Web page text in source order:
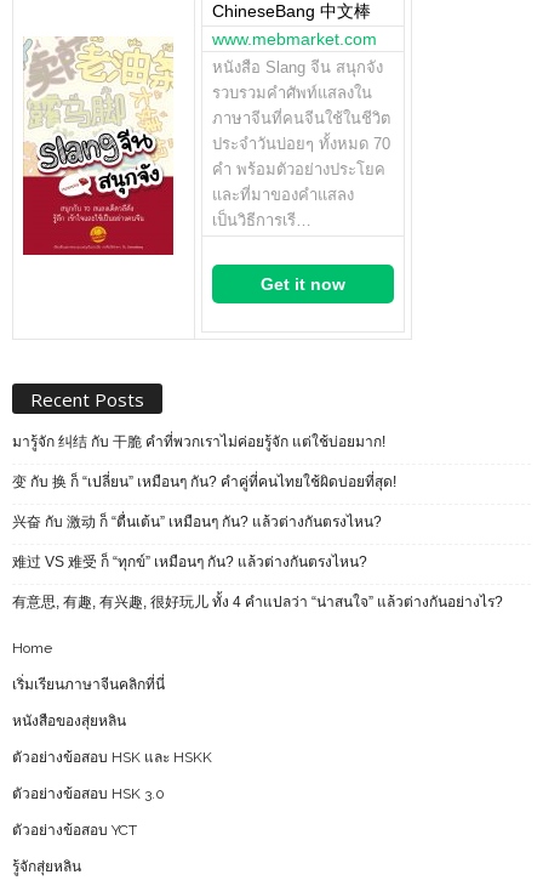
ChineseBang 中文棒
www.mebmarket.com
หนังสือ Slang จีน สนุกจัง
รวบรวมคำศัพท์แสลงใน
ภาษาจีนที่คนจีนใช้ในชีวิต
ประจำวันบ่อยๆ ทั้งหมด 70
คำ พร้อมตัวอย่างประโยค
และที่มาของคำแสลง
เป็นวิธีการเรี…
Get it now
Recent Posts
มารู้จัก 纠结 กับ 干脆 คำที่พวกเราไม่ค่อยรู้จัก แต่ใช้บ่อยมาก!
变 กับ 换 ก็ “เปลี่ยน” เหมือนๆ กัน? คำคู่ที่คนไทยใช้ผิดบ่อยที่สุด!
兴奋 กับ 激动 ก็ “ตื่นเต้น” เหมือนๆ กัน? แล้วต่างกันตรงไหน?
难过 VS 难受 ก็ “ทุกข์” เหมือนๆ กัน? แล้วต่างกันตรงไหน?
有意思, 有趣, 有兴趣, 很好玩儿 ทั้ง 4 คำแปลว่า “น่าสนใจ” แล้วต่างกันอย่างไร?
Home
เริ่มเรียนภาษาจีนคลิกที่นี่
หนังสือของสุ่ยหลิน
ตัวอย่างข้อสอบ HSK และ HSKK
ตัวอย่างข้อสอบ HSK 3.0
ตัวอย่างข้อสอบ YCT
รู้จักสุ่ยหลิน